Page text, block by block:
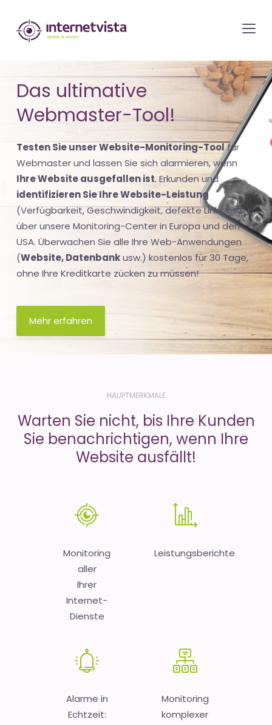
internetvista
Monitoring
Überwachung
von
Websites
Internet-
Diensten
-
Uptime
is
Money
Das ultimative
Webmaster-Tool!
Testen Sie unser Website-Monitoring-Toolfür
Webmaster und lassen Sie sich alarmieren, wenn
Ihre Website ausgefallen ist. Erkunden und
identifizieren Sie Ihre Website-Leistung
(Verfügbarkeit, Geschwindigkeit, defekte Links usw.)
über unsere Monitoring-Center in Europa und den
USA. Überwachen Sie alle Ihre Web-Anwendungen
(Website, Datenbankusw.) kostenlos für 30 Tage,
ohne Ihre Kreditkarte zücken zu müssen!
Mehr erfahren
HAUPTMERKMALE
Warten Sie nicht, bis Ihre Kunden
Sie benachrichtigen, wenn Ihre
Website ausfällt!
Monitoring
aller
Ihrer
Internet-
Dienste
Leistungsberichte
Alarme in
Echtzeit:
Monitoring
komplexer